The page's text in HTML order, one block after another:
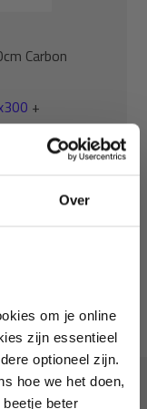
Over
om je online
zijn essentieel
optioneel zijn.
hoe we het doen,
beter
Carbon
+
222,10